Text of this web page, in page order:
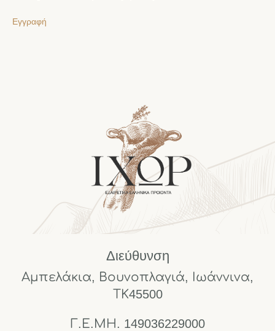
Διεύθυνση
Αμπελάκια, Βουνοπλαγιά, Ιωάννινα,
ΤΚ45500
Γ.Ε.ΜΗ. 149036229000